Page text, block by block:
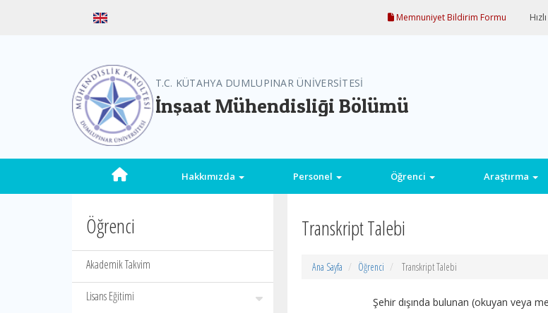
Memnuniyet Bildirim Formu
T.C. KÜTAHYA DUMLUPINAR ÜNİVERSİTESİ
İnşaat Mühendisliği Bölümü
Hakkımızda Personel Öğrenci Araştırma
Öğrenci
Akademik Takvim
Lisans Eğitimi
Transkript Talebi
Ana Sayfa Öğrenci Transkript Talebi
Şehir dışında bulunan (okuyan veya